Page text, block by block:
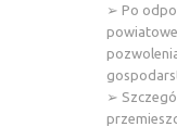
➢ Po
➢